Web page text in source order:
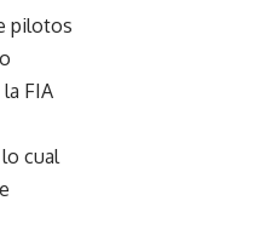
pilotos
FIA
cual